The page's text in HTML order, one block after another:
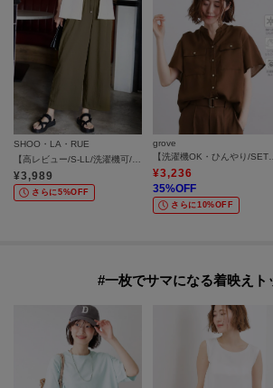
SHOO・LA・RUE
【高レビュー/S-LL/洗濯機可/セットアップ可】着丈選べる 軽凛(かろりん) ひんやりフラップイージーパンツ
¥3,989
さらに5%OFF
grove
【洗濯機OK・ひんやり/
¥3,236
35%OFF
さらに10%OFF
#一枚でサマになる着映えト